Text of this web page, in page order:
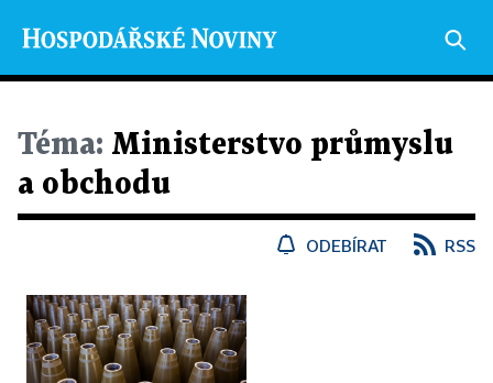
Téma: Ministerstvo průmyslu
a obchodu
ODEBÍRAT RSS